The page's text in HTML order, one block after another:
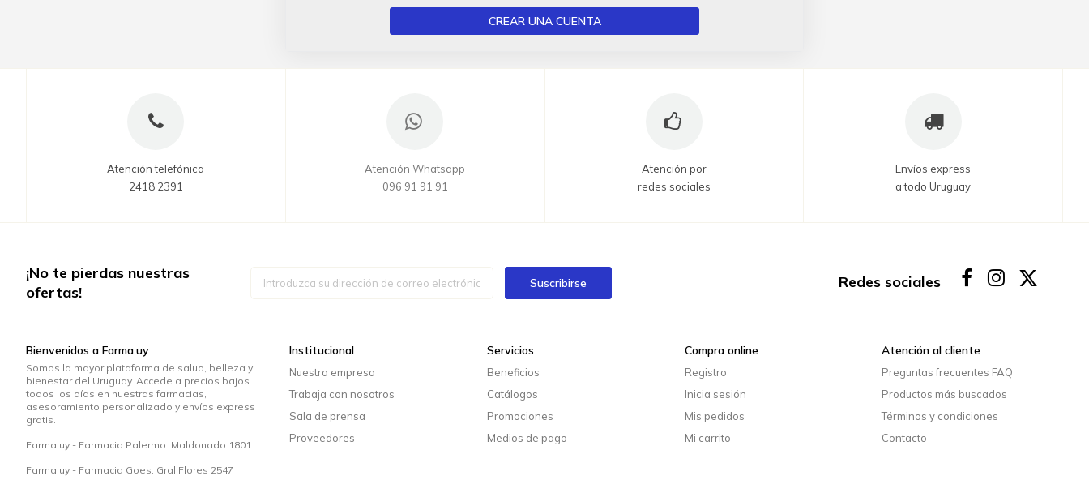
CREAR UNA CUENTA
Atención telefónica
2418 2391
Atención Whatsapp
096 91 91 91
Atención por
redes sociales
Envíos express
a todo Uruguay
¡No te pierdas nuestras
ofertas!
Suscribirse Redes sociales
Bienvenidos a Farma.uy
Somos la mayor plataforma de salud, belleza y
bienestar del Uruguay. Accede a precios bajos
todos los días en nuestras farmacias,
asesoramiento personalizado y envíos express
gratis.
Farma.uy - Farmacia Palermo: Maldonado 1801
Farma.uy - Farmacia Goes: Gral Flores 2547
Institucional
Nuestra empresa
Trabaja con nosotros
Sala de prensa
Proveedores
Servicios
Beneficios
Catálogos
Promociones
Medios de pago
Compra online
Registro
Inicia sesión
Mis pedidos
Mi carrito
Atención al cliente
Preguntas frecuentes FAQ
Productos más buscados
Términos y condiciones
Contacto